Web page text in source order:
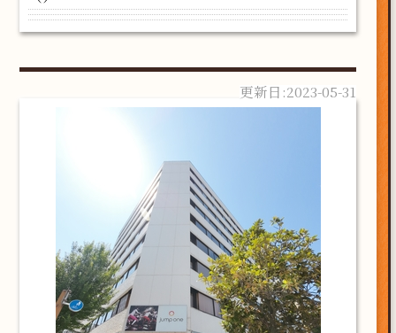
2023-05-31